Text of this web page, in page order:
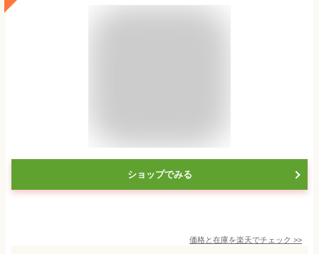
ショップでみる
価格と在庫を楽天でチェック >>